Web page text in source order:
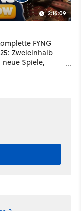
2:16:09
FYNG
Zweieinhalb
neue Spiele,